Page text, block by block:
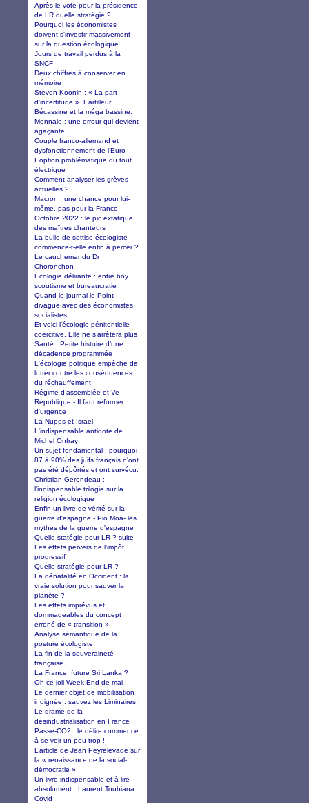
Après le vote pour la présidence
de LR quelle stratégie ?
Pourquoi les économistes
doivent s'investir massivement
sur la question écologique
Jours de travail perdus à la
SNCF
Deux chiffres à conserver en
mémoire
Steven Koonin : « La part
d’incertitude ». L’artilleur.
Bécassine et la méga bassine.
Monnaie : une erreur qui devient
agaçante !
Couple franco-allemand et
dysfonctionnement de l’Euro
L’option problématique du tout
électrique
Comment analyser les grèves
actuelles ?
Macron : une chance pour lui-
même, pas pour la France
Octobre 2022 : le pic extatique
des maîtres chanteurs
La bulle de sottise écologiste
commence-t-elle enfin à percer ?
Le cauchemar du Dr
Choronchon
Écologie délirante : entre boy
scoutisme et bureaucratie
Quand le journal le Point
divague avec des économistes
socialistes
Et voici l’écologie pénitentielle
coercitive. Elle ne s’arrêtera plus
Santé : Petite histoire d’une
décadence programmée
L'écologie politique empêche de
lutter contre les conséquences
du réchauffement
Régime d’assemblée et Ve
République - Il faut réformer
d'urgence
La Nupes et Israël -
L'indispensable antidote de
Michel Onfray
Un sujet fondamental : pourquoi
87 à 90% des juifs français n'ont
pas été dépôrtés et ont survécu.
Christian Gerondeau :
l'indispensable trilogie sur la
religion écologique
Enfin un livre de vérité sur la
guerre d'espagne - Pio Moa- les
mythes de la guerre d'espagne
Quelle statégie pour LR ? suite
Les effets pervers de l’impôt
progressif
Quelle stratégie pour LR ?
La dénatalité en Occident : la
vraie solution pour sauver la
planète ?
Les effets imprévus et
dommageables du concept
erroné de « transition »
Analyse sémantique de la
posture écologiste
La fin de la souveraineté
française
La France, future Sri Lanka ?
Oh ce joli Week-End de mai !
Le dernier objet de mobilisation
indignée : sauvez les Liminaires !
Le drame de la
désindustrialisation en France
Passe-CO2 : le délire commence
à se voir un peu trop !
L’article de Jean Peyrelevade sur
la « renaissance de la social-
démocratie ».
Un livre indispensable et à lire
absolument : Laurent Toubiana
Covid